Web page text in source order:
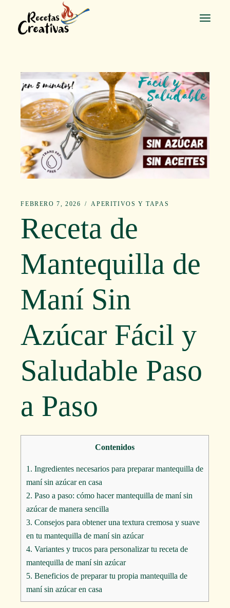
contenido
FEBRERO 7, 2026 APERITIVOS Y TAPAS
Receta de
Mantequilla de
Maní Sin
Azúcar Fácil y
Saludable Paso
a Paso
Contenidos
1. Ingredientes necesarios para preparar mantequilla de
maní sin azúcar en casa
2. Paso a paso: cómo hacer mantequilla de maní sin
azúcar de manera sencilla
3. Consejos para obtener una textura cremosa y suave
en tu mantequilla de maní sin azúcar
4. Variantes y trucos para personalizar tu receta de
mantequilla de maní sin azúcar
5. Beneficios de preparar tu propia mantequilla de
maní sin azúcar en casa